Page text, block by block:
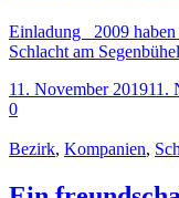
Einladung 2009 haben
Schlacht am
11. November 201911.
0
Bezirk, Kompanien,